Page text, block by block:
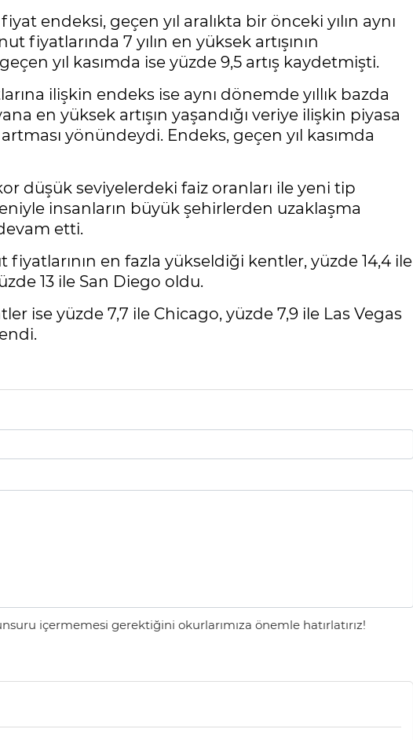
endeksi, geçen yıl aralıkta bir önceki yılın aynı
fiyatlarında 7 yılın en yüksek artışının
yıl kasımda ise yüzde 9,5 artış kaydetmişti.
ilişkin endeks ise aynı dönemde yıllık bazda
en yüksek artışın yaşandığı veriye ilişkin piyasa
yönündeydi. Endeks, geçen yıl kasımda
düşük seviyelerdeki faiz oranları ile yeni tip
insanların büyük şehirlerden uzaklaşma
etti.
en fazla yükseldiği kentler, yüzde 14,4 ile
13 ile San Diego oldu.
ise yüzde 7,7 ile Chicago, yüzde 7,9 ile Las Vegas
içermemesi gerektiğini okurlarımıza önemle hatırlatırız!